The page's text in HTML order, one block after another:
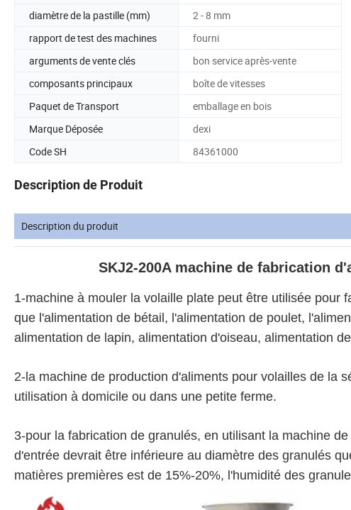
diamètre de la pastille (mm)
2 - 8 mm
rapport de test des machines
fourni
arguments de vente clés
bon service après-vente
composants principaux
boîte de vitesses
Paquet de Transport
emballage en bois
Marque Déposée
dexi
Code SH
84361000
Description de Produit
Description du produit
SKJ2-200A machine de fabrication
1-machine à mouler la volaille plate peut être utilisée pour
que l'alimentation de bétail, l'alimentation de poulet,
alimentation de lapin, alimentation d'oiseau, alimentation
2-la machine de production d'aliments pour volailles de la
utilisation à domicile ou dans une petite ferme.
3-pour la fabrication de granulés, en utilisant la machine
d'entrée devrait être inférieure au diamètre des granulés
matières premières est de 15%-20%, l'humidité des